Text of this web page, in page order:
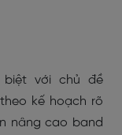
biệt với chủ đề
theo kế hoạch rõ
nâng cao band